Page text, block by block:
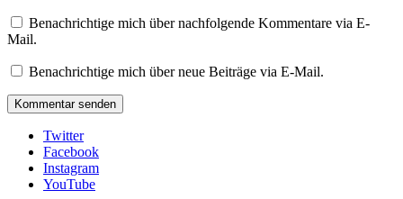
Benachrichtige mich über nachfolgende Kommentare via E-
Mail.
Benachrichtige mich über neue Beiträge via E-Mail.
Twitter
Facebook
Instagram
YouTube